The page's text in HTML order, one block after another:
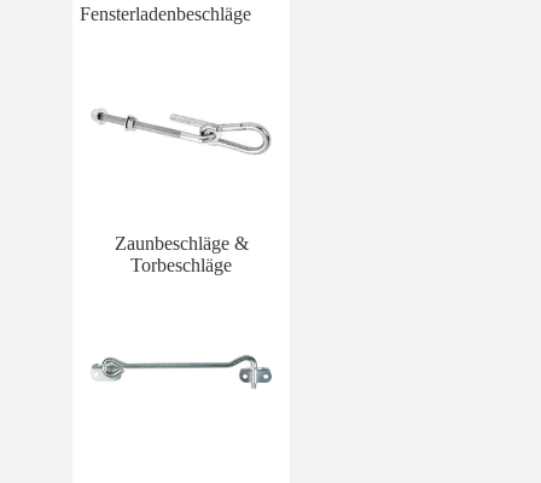
Fensterladenbeschläge
Zaunbeschläge &
Torbeschläge